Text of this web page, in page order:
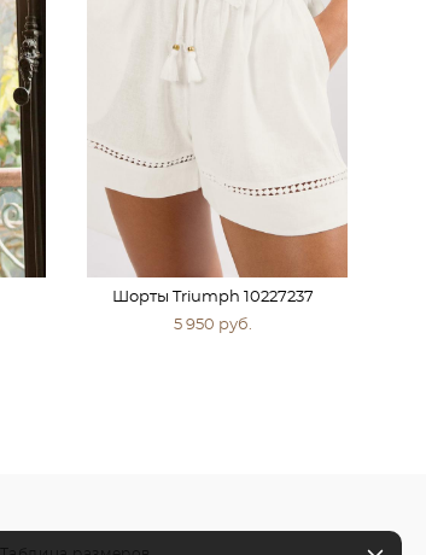
Шорты Triumph 10227237
5 950 pуб.